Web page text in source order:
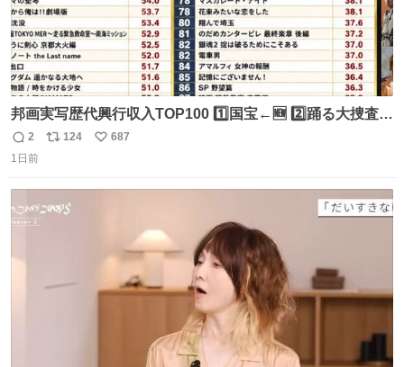
邦画実写歴代興行収入TOP100 1️⃣国宝←🆕 2️⃣踊る大捜査線
THE MOVIE2 3️⃣南極物語 4️⃣踊る大捜査線 THE MOVIE 5️⃣
子猫物語 6️⃣劇場版コード・ブルー 7️⃣天と地と 8️⃣永遠の0
どなく、お別れです←🆕 … 60位 キングダム 魂の決戦←🆕
返
信
2
リ
ト
124
い
687
1日前